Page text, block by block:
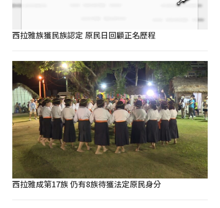
西拉雅族獲民族認定 原民日回顧正名歷程
西拉雅成第17族 仍有8族待獲法定原民身分